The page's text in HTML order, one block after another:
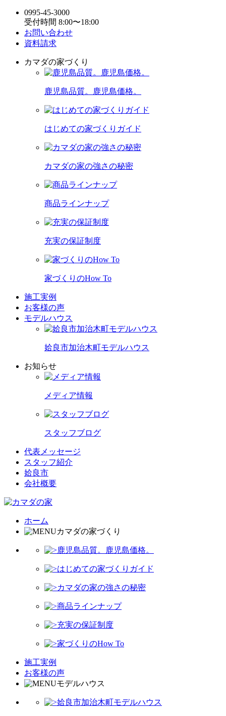
0995-45-3000
受付時間 8:00〜18:00
お問い合わせ
資料請求
カマダの家づくり
鹿児島品質。鹿児島価格。
はじめての家づくりガイド
カマダの家の強さの秘密
商品ラインナップ
充実の保証制度
家づくりのHow To
施工実例
お客様の声
モデルハウス
姶良市加治木町モデルハウス
お知らせ
メディア情報
スタッフブログ
代表メッセージ
スタッフ紹介
姶良市
会社概要
ホーム
カマダの家づくり
鹿児島品質。鹿児島価格。
はじめての家づくりガイド
カマダの家の強さの秘密
商品ラインナップ
充実の保証制度
家づくりのHow To
施工実例
お客様の声
モデルハウス
姶良市加治木町モデルハウス